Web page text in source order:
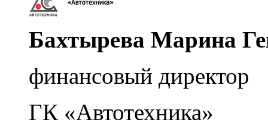
Бахтырева Марина
финансовый директор
ГК «Автотехника»